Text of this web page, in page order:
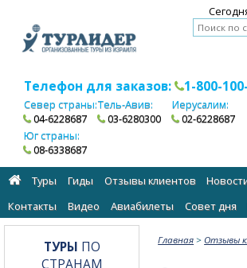
Телефон для заказов: 1-800-
Север страны:
04-6228687
Тель-Авив:
03-6280300
Иерусалим:
02-6228687
Юг страны:
08-6338687
Туры Гиды Отзывы клиентов
Контакты
Видео Авиабилеты Cовет дня
Главная > Отзывы
ТУРЫ ПО
СТРАНАМ